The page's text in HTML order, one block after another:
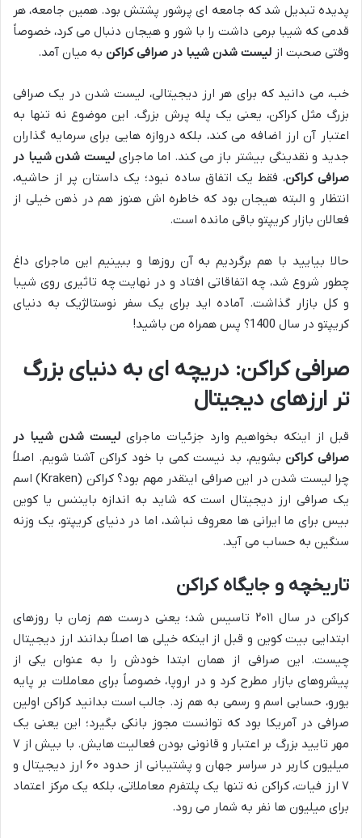
پدیده تبدیل شد که جامعه ای پرشور پشتش بود. همین جامعه، هر
قدمی که شیبا برمی داشت را با شور و هیجان دنبال می کرد، خصوصاً
وقتی صحبت از لیست شدن شیبا در صرافی کراکن به میان آمد.
خب، می دانید که برای هر ارز دیجیتالی، لیست شدن در یک صرافی
بزرگ مثل کراکن، یعنی یک پله پرش بزرگ. این موضوع نه تنها به
اعتبار آن ارز اضافه می کند، بلکه دروازه هایی برای سرمایه گذاران
جدید و نقدینگی بیشتر باز می کند. اما ماجرای لیست شدن شیبا در
صرافی کراکن، فقط یک اتفاق ساده نبود؛ یک داستان پر از حاشیه،
انتظار و البته هیجان بود که خاطره اش هنوز هم در ذهن خیلی از
فعالان بازار کریپتو باقی مانده است.
حالا بیایید با هم برگردیم به آن روزها و ببینیم این ماجرای داغ
چطور شروع شد، چه اتفاقاتی افتاد و در نهایت چه تاثیری روی شیبا
و کل بازار گذاشت. آماده اید برای یک سفر نوستالژیک به دنیای
کریپتو در سال 1400؟ پس همراه من باشید!
صرافی کراکن: دریچه ای به دنیای بزرگ
تر ارزهای دیجیتال
قبل از اینکه بخواهیم وارد جزئیات ماجرای لیست شدن شیبا در
صرافی کراکنبشویم، بد نیست کمی با خود کراکن آشنا شویم. اصلاً
چرا لیست شدن در این صرافی اینقدر مهم بود؟ کراکن (Kraken) اسم
یک صرافی ارز دیجیتال است که شاید به اندازه بایننس یا کوین
بیس برای ما ایرانی ها معروف نباشد، اما در دنیای کریپتو، یک وزنه
سنگین به حساب می آید.
تاریخچه و جایگاه کراکن
کراکن در سال ۲۰۱۱ تاسیس شد؛ یعنی درست هم زمان با روزهای
ابتدایی بیت کوین و قبل از اینکه خیلی ها اصلاً بدانند ارز دیجیتال
چیست. این صرافی از همان ابتدا خودش را به عنوان یکی از
پیشروهای بازار مطرح کرد و در اروپا، خصوصاً برای معاملات بر پایه
یورو، حسابی اسم و رسمی به هم زد. جالب است بدانید کراکن اولین
صرافی در آمریکا بود که توانست مجوز بانکی بگیرد؛ این یعنی یک
مهر تایید بزرگ بر اعتبار و قانونی بودن فعالیت هایش. با بیش از ۷
میلیون کاربر در سراسر جهان و پشتیبانی از حدود ۶۰ ارز دیجیتال و
۷ ارز فیات، کراکن نه تنها یک پلتفرم معاملاتی، بلکه یک مرکز اعتماد
برای میلیون ها نفر به شمار می رود.